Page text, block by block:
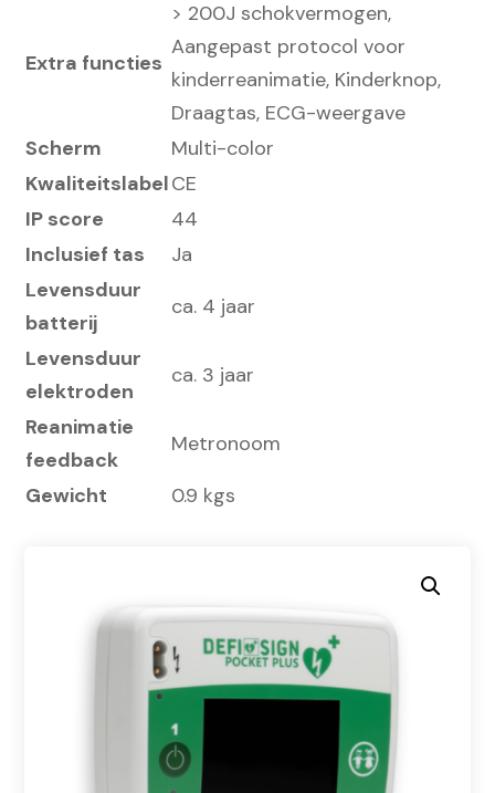
Extra functies
> 200J schokvermogen,
Aangepast protocol voor
kinderreanimatie, Kinderknop,
Draagtas, ECG-weergave
Scherm
Multi-color
KwaliteitslabelCE
IP score
44
Inclusief tas
Ja
Levensduur
batterij
ca. 4 jaar
Levensduur
elektroden
ca. 3 jaar
Reanimatie
feedback
Metronoom
Gewicht
0.9 kgs